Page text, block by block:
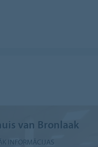
van Bronlaak
INFORMĀCIJAS